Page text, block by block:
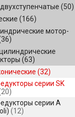
(50)
(166)
мотор-
(63)
(32)
серии SK
серии A
(12)